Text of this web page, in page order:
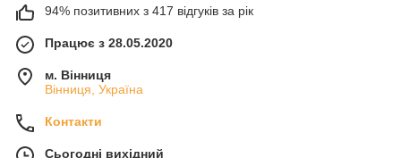
94% позитивних з 417 відгуків за рік
Працює з 28.05.2020
м. Вінниця
Вінниця, Україна
Контакти
Сьогодні вихідний